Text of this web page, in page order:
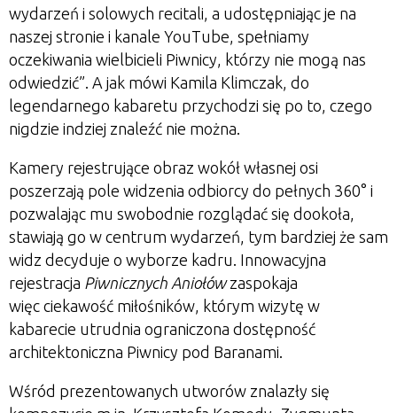
wydarzeń i solowych recitali, a udostępniając je na
naszej stronie i kanale YouTube, spełniamy
oczekiwania wielbicieli Piwnicy, którzy nie mogą nas
odwiedzić”. A jak mówi Kamila Klimczak, do
legendarnego kabaretu przychodzi się po to, czego
nigdzie indziej znaleźć nie można.
Kamery rejestrujące obraz wokół własnej osi
poszerzają pole widzenia odbiorcy do pełnych 360° i
pozwalając mu swobodnie rozglądać się dookoła,
stawiają go w centrum wydarzeń, tym bardziej że sam
widz decyduje o wyborze kadru. Innowacyjna
rejestracja Piwnicznych Aniołówzaspokaja
więc ciekawość miłośników, którym wizytę w
kabarecie utrudnia ograniczona dostępność
architektoniczna Piwnicy pod Baranami.
Wśród prezentowanych utworów znalazły się